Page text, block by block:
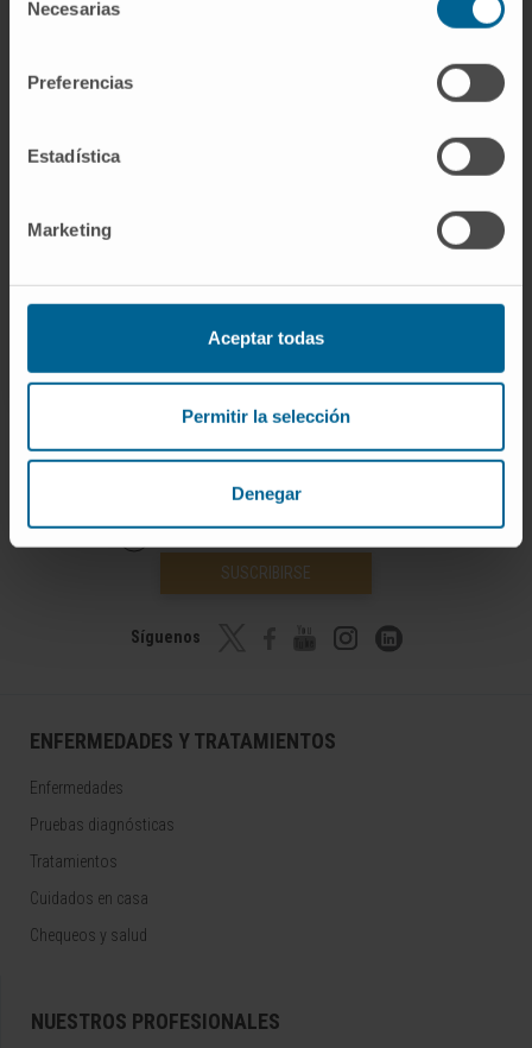
Necesarias
Preferencias
Estadística
Marketing
Aceptar todas
Permitir la selección
Denegar
¡Únete a nuestra comunidad!
SUSCRIBIRSE
Síguenos
ENFERMEDADES Y TRATAMIENTOS
Enfermedades
Pruebas diagnósticas
Tratamientos
Cuidados en casa
Chequeos y salud
NUESTROS PROFESIONALES